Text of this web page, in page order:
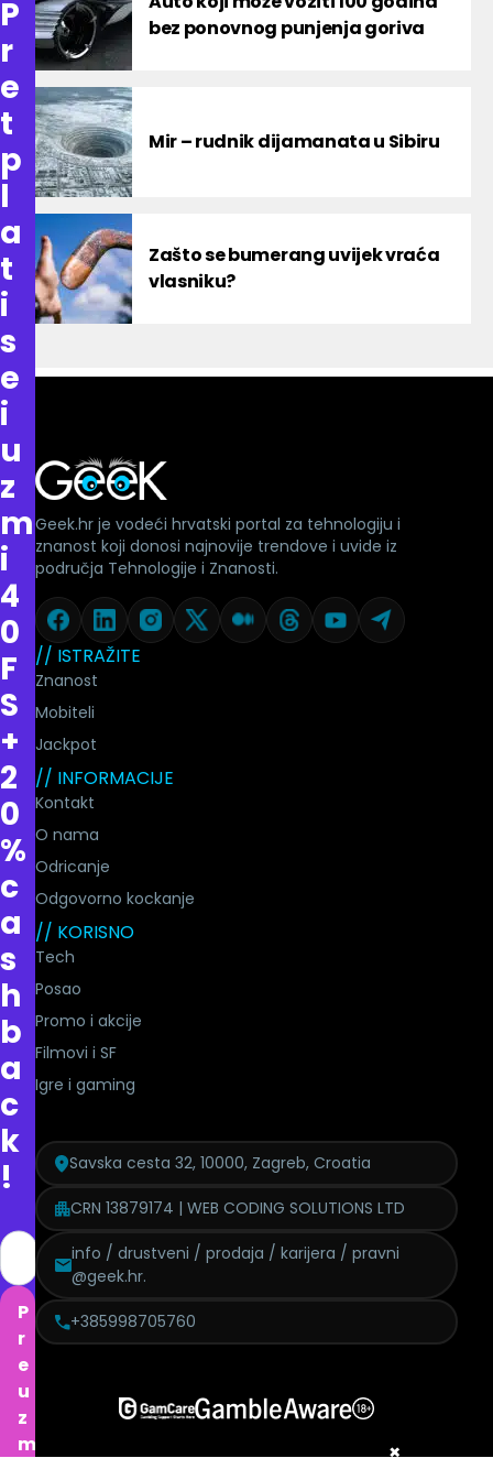
bez ponovnog punjenja goriva
Mir – rudnik dijamanata u Sibiru
Zašto se bumerang uvijek vraća
vlasniku?
×
P
r
e
t
p
l
a
t
i
s
e
i
u
z
m
i
4
0
F
S
+
2
0
%
c
a
s
h
b
a
c
k
!
P
r
e
u
z
m
// ISTRAŽITE
Znanost
Mobiteli
Jackpot
// INFORMACIJE
Kontakt
O nama
Odricanje
Odgovorno kockanje
// KORISNO
Tech
Posao
Promo i akcije
Filmovi i SF
Igre i gaming
Geek.hr je vodeći hrvatski portal za tehnologiju i
znanost koji donosi najnovije trendove i uvide iz
područja Tehnologije i Znanosti.
Savska cesta 32, 10000, Zagreb, Croatia
CRN 13879174 | WEB CODING SOLUTIONS LTD
info / drustveni / prodaja / karijera / pravni
@geek.hr.
+385998705760